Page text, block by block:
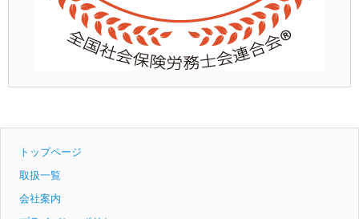
トップページ
取扱一覧
会社案内